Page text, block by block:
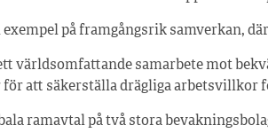
på framgångsrik samverkan,
världsomfattande samarbete mot
att säkerställa drägliga arbetsvillkor
ramavtal på två stora